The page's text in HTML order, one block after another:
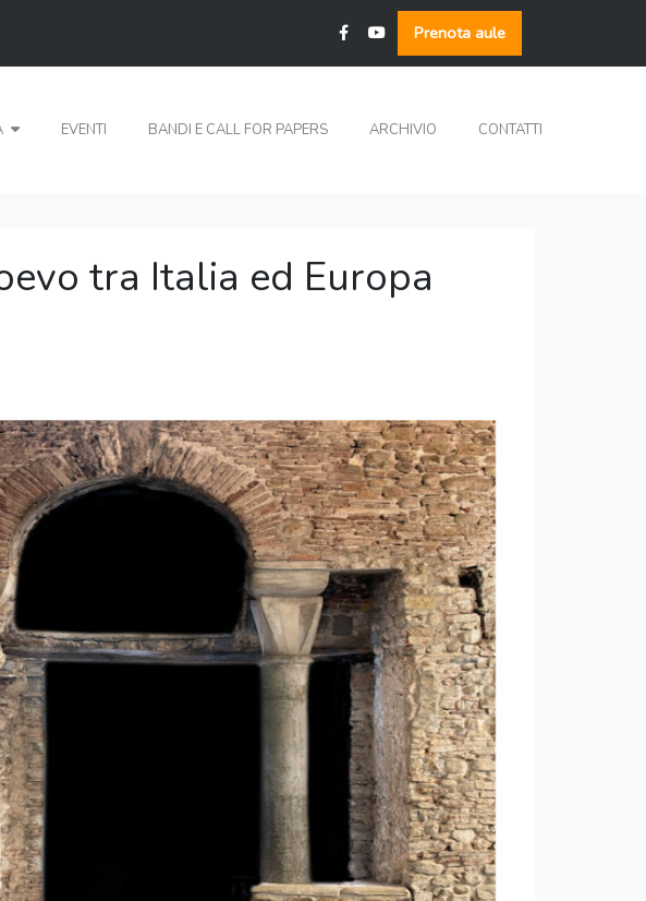
Prenota aule
EVENTI BANDI E CALL FOR PAPERS ARCHIVIO CONTATTI
tra Italia ed Europa